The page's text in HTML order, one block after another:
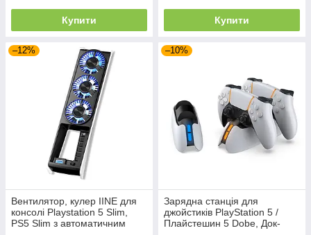
Купити Купити
–12%
Вентилятор, кулер IINE для
консолі Playstation 5 Slim,
PS5 Slim з автоматичним
–10%
Зарядна станція для
джойстиків PlayStation 5 /
Плайстешин 5 Dobe, Док-